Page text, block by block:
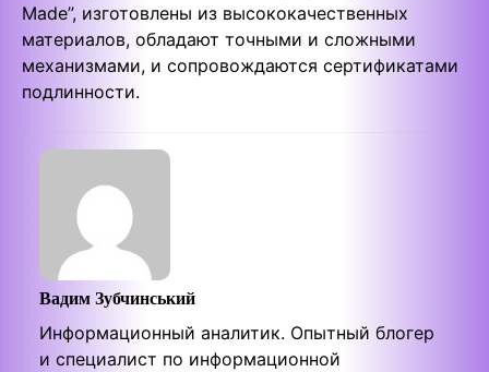
Made”, изготовлены из высококачественных
материалов, обладают точными и сложными
механизмами, и сопровождаются сертификатами
подлинности.
Вадим Зубчинський
Информационный аналитик. Опытный блогер
и специалист по информационной